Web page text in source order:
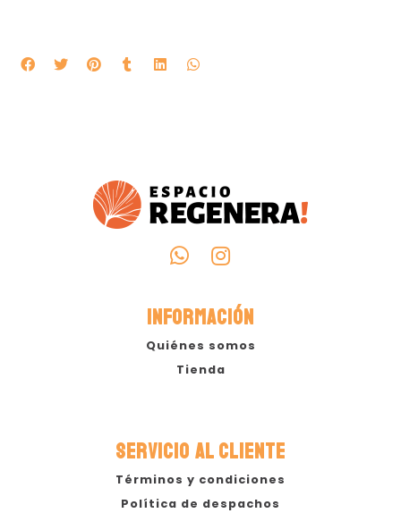
INFORMACIÓN
Quiénes somos
Tienda
SERVICIO AL CLIENTE
Términos y condiciones
Política de despachos